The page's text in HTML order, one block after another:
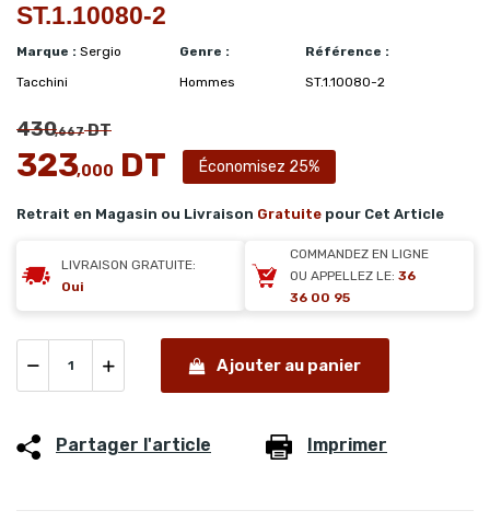
ST.1.10080-2
Marque : Sergio
Tacchini
Genre :
Hommes
Référence :
ST.1.10080-2
430,667DT
323,000 DT Économisez 25%
Retrait en Magasin ou Livraison Gratuite pour Cet Article
LIVRAISON GRATUITE:
Oui
COMMANDEZ EN LIGNE
OU APPELLEZ LE: 36
36 00 95
Ajouter au panier
Partager l'article Imprimer